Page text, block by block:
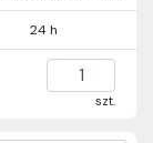
24 h
szt.